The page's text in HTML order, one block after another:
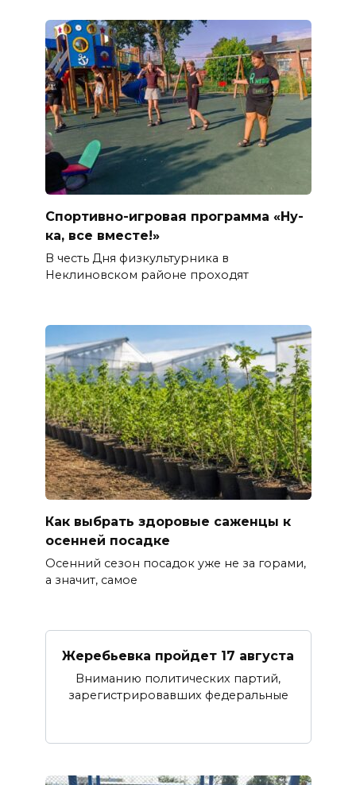
Спортивно-игровая программа «Ну-
ка, все вместе!»
В честь Дня физкультурника в
Неклиновском районе проходят
Как выбрать здоровые саженцы к
осенней посадке
Осенний сезон посадок уже не за горами,
а значит, самое
Жеребьевка пройдет 17 августа
Вниманию политических партий,
зарегистрировавших федеральные